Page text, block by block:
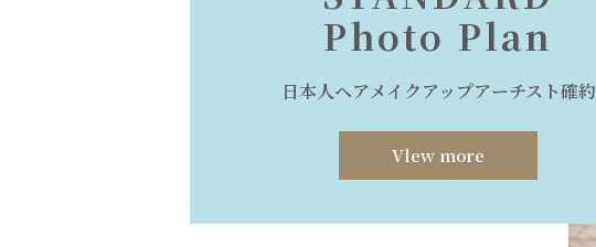
Photo Plan
日本人ヘアメイクアップアーチスト確約
Vlew more